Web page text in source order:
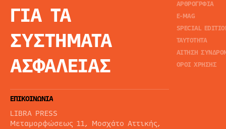
ΓΙΑ ΤΑ
ΣΥΣΤΗΜΑΤΑ
ΑΣΦΑΛΕΙΑΣ
ΕΠΙΚΟΙΝΩΝΙΑ
LIBRA PRESS
Μεταμορφώσεως 11, Μοσχάτο Αττικής,
ΑΡΘΡΟΓΡΦΙΑ
E-MAG
SPECIAL
ΤΑΥΤΟΤΗΤΑ
ΑΙΤΗΣΗ
ΟΡΟΙ ΧΡΗΣΗΣ